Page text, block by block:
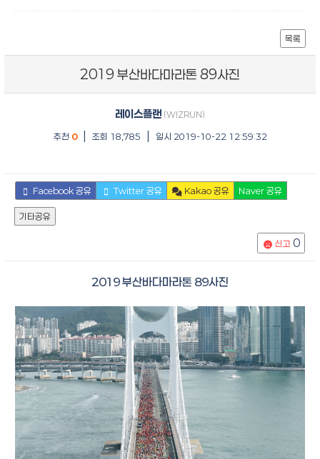
목록
2019 부산바다마라톤 89사진
레이스플랜 (WIZRUN)
추천 0 조회 18,785 일시 2019-10-22 12:59:32
Facebook 공유 Twitter 공유 Kakao 공유 Naver 공유
기타공유
신고 0
2019 부산바다마라톤 89사진